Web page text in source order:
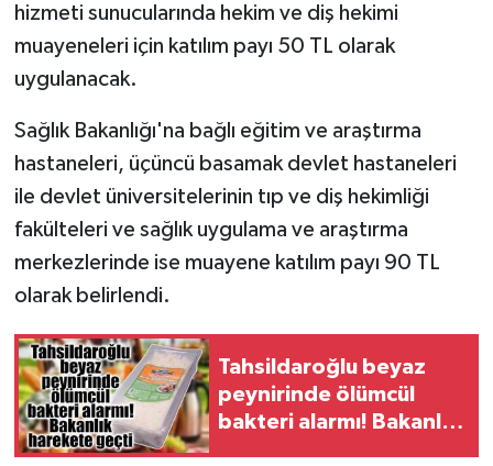
hizmeti sunucularında hekim ve diş hekimi
muayeneleri için katılım payı 50 TL olarak
uygulanacak.
Sağlık Bakanlığı'na bağlı eğitim ve araştırma
hastaneleri, üçüncü basamak devlet hastaneleri
ile devlet üniversitelerinin tıp ve diş hekimliği
fakülteleri ve sağlık uygulama ve araştırma
merkezlerinde ise muayene katılım payı 90 TL
olarak belirlendi.
Tahsildaroğlu beyaz
peynirinde ölümcül
bakteri alarmı! Bakanlık